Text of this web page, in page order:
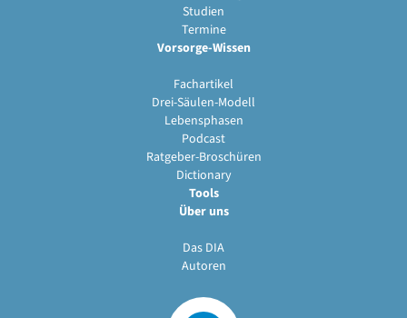
Studien
Termine
Vorsorge-Wissen
Fachartikel
Drei-Säulen-Modell
Lebensphasen
Podcast
Ratgeber-Broschüren
Dictionary
Tools
Über uns
Das DIA
Autoren